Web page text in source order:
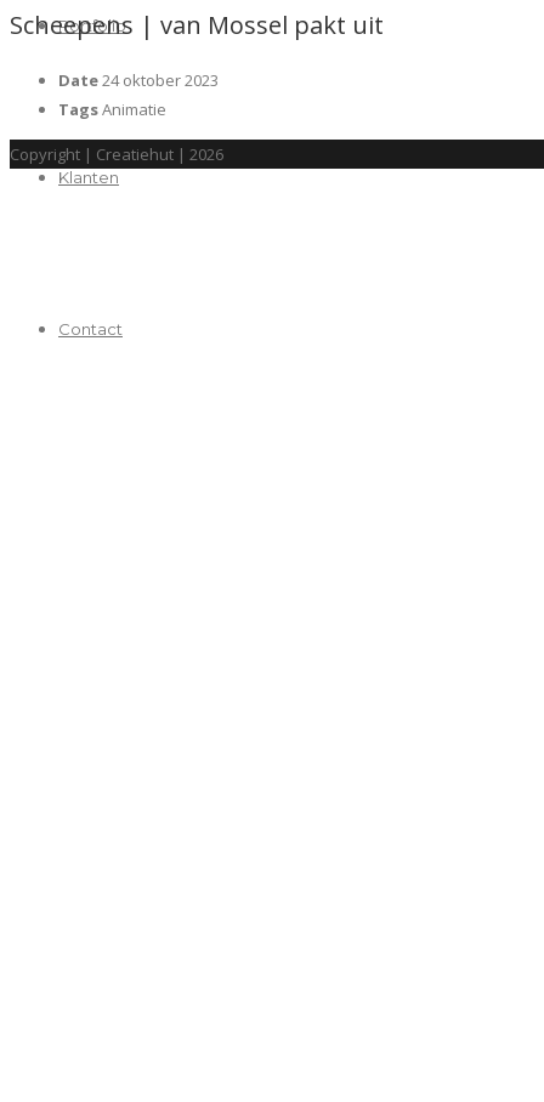
Portfolio
Klanten
Contact
Scheepens | van Mossel pakt uit
Date24 oktober 2023
TagsAnimatie
Copyright | Creatiehut | 2026